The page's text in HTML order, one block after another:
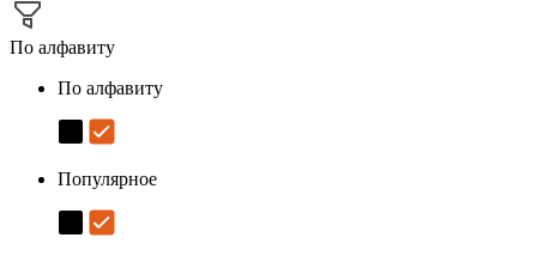
По алфавиту
По алфавиту
Популярное